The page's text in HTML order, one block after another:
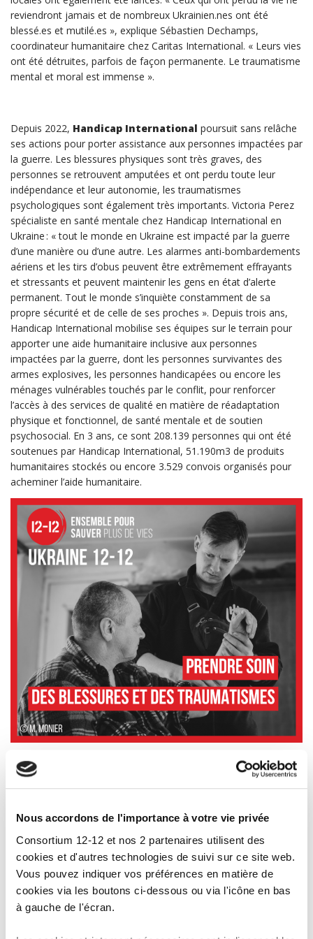
Nous accordons de l'importance à votre vie privée
Consortium 12-12 et nos 2 partenaires utilisent des
cookies et d'autres technologies de suivi sur ce site web.
Vous pouvez indiquer vos préférences en matière de
cookies via les boutons ci-dessous ou via l'icône en bas
à gauche de l'écran.
reviendront jamais et de nombreux Ukrainien.nes ont été
blessé.es et mutilé.es », explique Sébastien Dechamps,
coordinateur humanitaire chez Caritas International. « Leurs vies
ont été détruites, parfois de façon permanente. Le traumatisme
mental et moral est immense ».
Depuis 2022, Handicap International poursuit sans relâche
ses actions pour porter assistance aux personnes impactées par
la guerre. Les blessures physiques sont très graves, des
personnes se retrouvent amputées et ont perdu toute leur
indépendance et leur autonomie, les traumatismes
psychologiques sont également très importants. Victoria Perez
spécialiste en santé mentale chez Handicap International en
Ukraine : « tout le monde en Ukraine est impacté par la guerre
d’une manière ou d’une autre. Les alarmes anti-bombardements
aériens et les tirs d’obus peuvent être extrêmement effrayants
et stressants et peuvent maintenir les gens en état d’alerte
permanent. Tout le monde s’inquiète constamment de sa
propre sécurité et de celle de ses proches ». Depuis trois ans,
Handicap International mobilise ses équipes sur le terrain pour
apporter une aide humanitaire inclusive aux personnes
impactées par la guerre, dont les personnes survivantes des
armes explosives, les personnes handicapées ou encore les
ménages vulnérables touchés par le conflit, pour renforcer
l’accès à des services de qualité en matière de réadaptation
physique et fonctionnel, de santé mentale et de soutien
psychosocial. En 3 ans, ce sont 208.139 personnes qui ont été
soutenues par Handicap International, 51.190m3 de produits
humanitaires stockés ou encore 3.529 convois organisés pour
acheminer l’aide humanitaire.